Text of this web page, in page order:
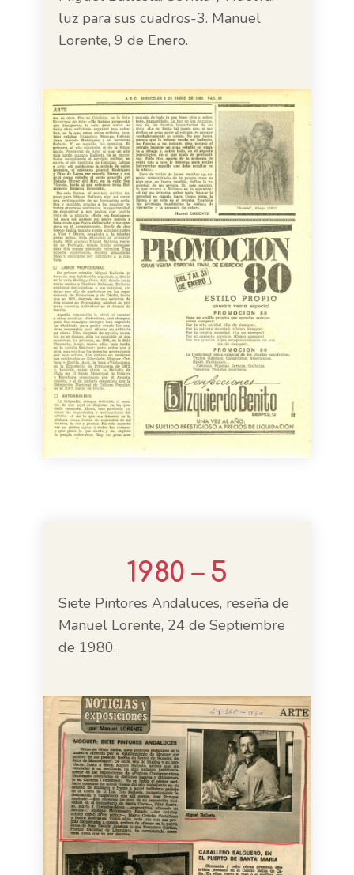
luz para sus cuadros-3. Manuel
Lorente, 9 de Enero.
1980 – 5
Siete Pintores Andaluces, reseña de
Manuel Lorente, 24 de Septiembre
de 1980.